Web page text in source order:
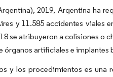
2019, Argentina ha
y 11.585 accidentes viales
se atribuyeron a colisiones o
órganos artificiales e implantes
y los procedimientos es